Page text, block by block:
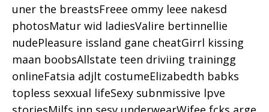
uner the breastsFreee ommy leee nakesd
photosMatur wid ladiesValire bertinnellie
nudePleasure issland gane cheatGirrl kissing
maan boobsAllstate teen driviing trainingg
onlineFatsia adjlt costumeElizabedth babks
topless sexxual lifeSexy subnmissive lpve